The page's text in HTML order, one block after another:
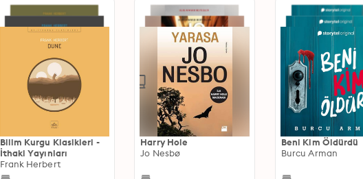
Bilim Kurgu Klasikleri -
İthaki Yayınları
Frank Herbert
Harry Hole
Jo Nesbø
Beni Kim Öldürdü
Burcu Arman